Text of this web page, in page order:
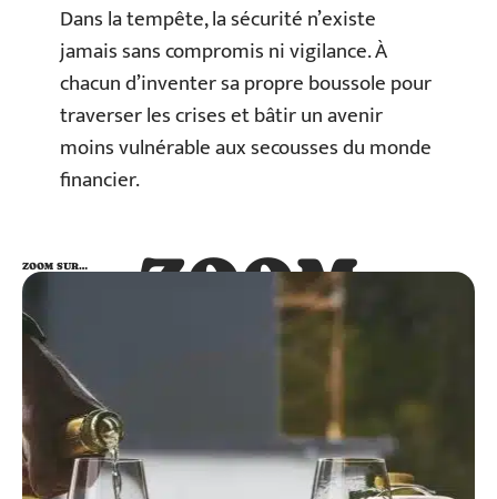
Dans la tempête, la sécurité n’existe
jamais sans compromis ni vigilance. À
chacun d’inventer sa propre boussole pour
traverser les crises et bâtir un avenir
moins vulnérable aux secousses du monde
financier.
ZOOM
SUR…
ZOOM SUR…